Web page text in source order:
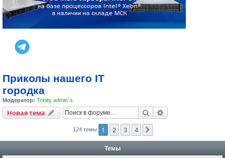
Приколы нашего IT
городка
Модератор: Trinity admin`s
Новая тема Поиск
124 темы 1 2 3 4
Темы